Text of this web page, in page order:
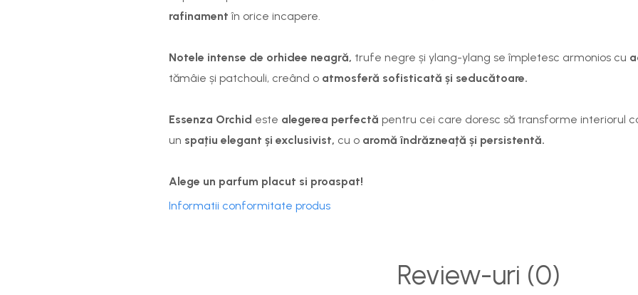
rafinament în orice incapere.
Notele intense de orhidee neagră, trufe negre și ylang-ylang se împletesc armonios cu
tămâie și patchouli, creând o atmosferă sofisticată și seducătoare.
Essenza Orchid este alegerea perfectă pentru cei care doresc să transforme interiorul
un spațiu elegant și exclusivist, cu o aromă îndrăzneață și persistentă.
Alege un parfum placut si proaspat!
Informatii conformitate produs
Review-uri (0)